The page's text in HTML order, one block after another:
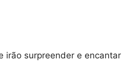
irão surpreender e encantar